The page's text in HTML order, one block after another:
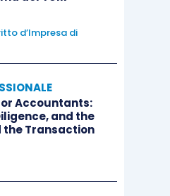
d’Impresa di
Accountants:
and the
the Transaction